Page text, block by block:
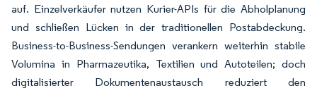
auf. Einzelverkäufer nutzen Kurier-APIs für die Abholplanung
und schließen Lücken in der traditionellen Postabdeckung.
Business-to-Business-Sendungen verankern weiterhin stabile
Volumina in Pharmazeutika, Textilien und Autoteilen; doch
digitalisierter Dokumentenaustausch reduziert den